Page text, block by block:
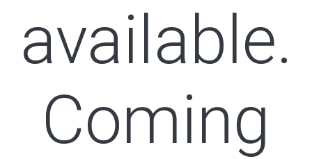
available.
Coming